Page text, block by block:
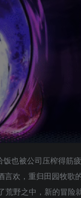
也被公司压榨得筋
欢，重归田园牧歌
荒野之中，新的冒险